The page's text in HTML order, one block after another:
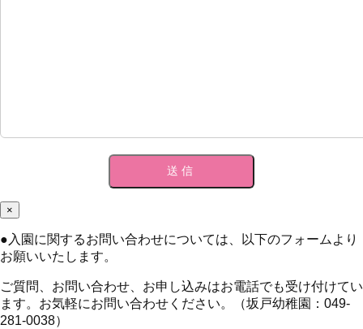
×
● 入園に関するお問い合わせについては、以下のフォームより
お願いいたします。
ご質問、お問い合わせ、お申し込みはお電話でも受け付けてい
ます。お気軽にお問い合わせください。（坂戸幼稚園：049-
281-0038）